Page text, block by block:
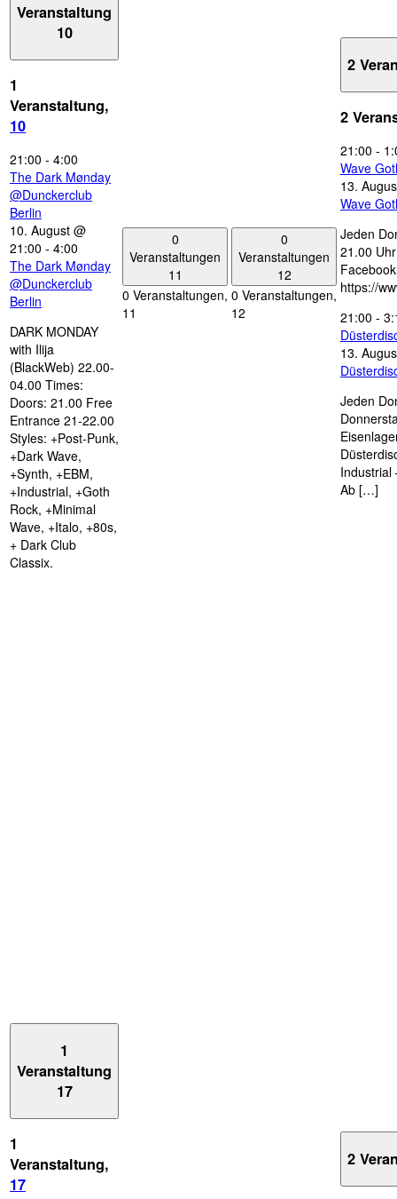
Veranstaltung
10
1
Veranstaltung,
10
21:00 - 4:00
The Dark Mønday
@Dunckerclub
Berlin
10. August @
21:00 - 4:00
The Dark Mønday
@Dunckerclub
Berlin
DARK MONDAY
with Ilija
(BlackWeb) 22.00-
04.00 Times:
Doors: 21.00 Free
Entrance 21-22.00
Styles: +Post-Punk,
+Dark Wave,
+Synth, +EBM,
+Industrial, +Goth
Rock, +Minimal
Wave, +Italo, +80s,
+ Dark Club
Classix.
0
Veranstaltungen
11
0 Veranstaltungen,
11
0
Veranstaltungen
12
0 Veranstaltungen,
12
2
2
21:00 -
Wave
13.
Wave
Jeden
21.00
https://
21:00 -
13.
Jeden
Industrial
Ab […]
1
Veranstaltung
17
1
Veranstaltung,
17
2